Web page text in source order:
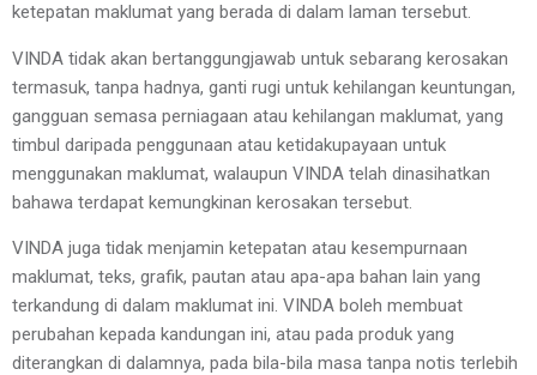
ketepatan maklumat yang berada di dalam laman tersebut.
VINDA tidak akan bertanggungjawab untuk sebarang kerosakan
termasuk, tanpa hadnya, ganti rugi untuk kehilangan keuntungan,
gangguan semasa perniagaan atau kehilangan maklumat, yang
timbul daripada penggunaan atau ketidakupayaan untuk
menggunakan maklumat, walaupun VINDA telah dinasihatkan
bahawa terdapat kemungkinan kerosakan tersebut.
VINDA juga tidak menjamin ketepatan atau kesempurnaan
maklumat, teks, grafik, pautan atau apa-apa bahan lain yang
terkandung di dalam maklumat ini. VINDA boleh membuat
perubahan kepada kandungan ini, atau pada produk yang
diterangkan di dalamnya, pada bila-bila masa tanpa notis terlebih